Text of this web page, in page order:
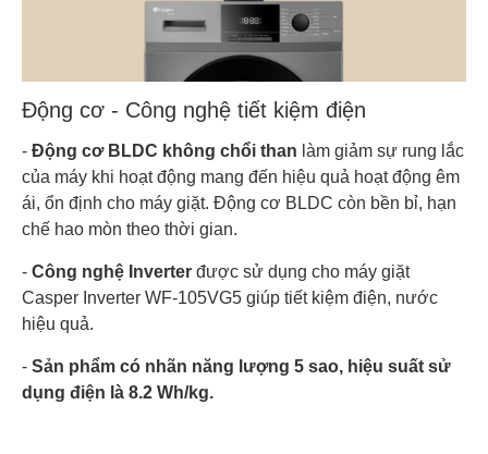
Động cơ - Công nghệ tiết kiệm điện
- Động cơ BLDC không chổi than làm giảm sự rung lắc
của máy khi hoạt động mang đến hiệu quả hoạt động êm
ái, ổn định cho máy giặt. Động cơ BLDC còn bền bỉ, hạn
chế hao mòn theo thời gian.
- Công nghệ Inverter được sử dụng cho máy giặt
Casper Inverter WF-105VG5 giúp tiết kiệm điện, nước
hiệu quả.
- Sản phẩm có nhãn năng lượng 5 sao, hiệu suất sử
dụng điện là 8.2 Wh/kg.